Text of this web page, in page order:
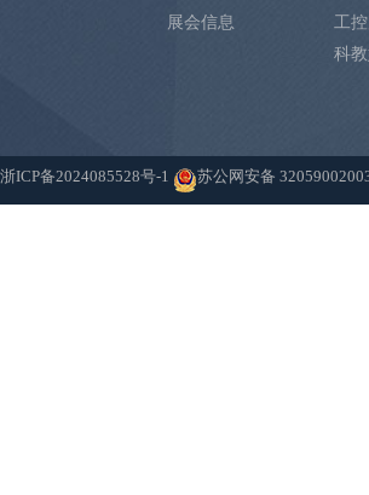
展会信息
工
科
浙ICP备2024085528号-1 苏公网安备